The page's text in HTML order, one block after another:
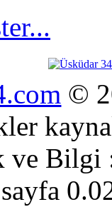
©
ve